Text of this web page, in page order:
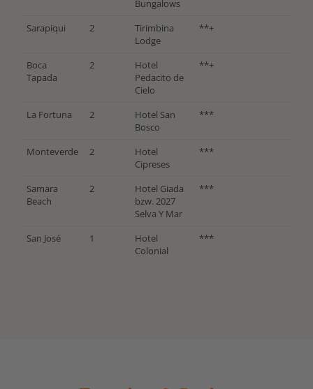
Bungalows
Sarapiqui
2
Tirimbina
Lodge
**+
Boca
Tapada
2
Hotel
Pedacito de
Cielo
**+
La Fortuna 2
Hotel San
Bosco
***
Monteverde 2
Hotel
Cipreses
***
Samara
Beach
2
Hotel Giada
bzw. 2027
Selva Y Mar
***
San José 1
Hotel
Colonial
***